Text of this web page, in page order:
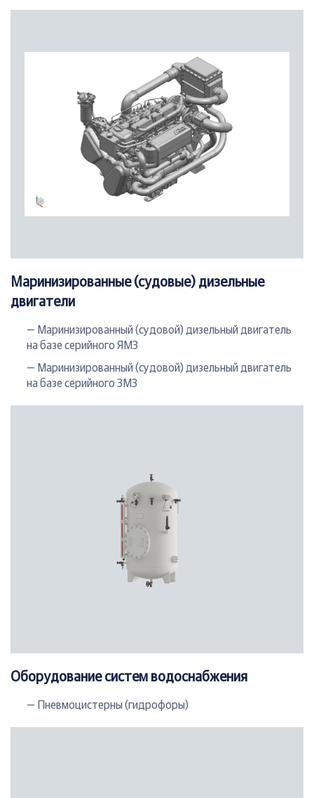
Маринизированные (судовые) дизельные
двигатели
— Маринизированный (судовой) дизельный двигатель
на базе серийного ЯМЗ
— Маринизированный (судовой) дизельный двигатель
на базе серийного ЗМЗ
Оборудование систем водоснабжения
— Пневмоцистерны (гидрофоры)